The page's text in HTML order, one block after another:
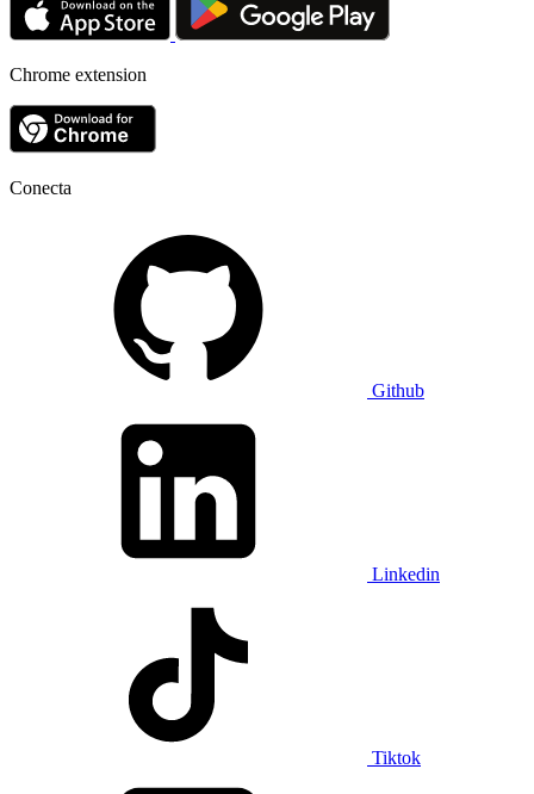
Chrome extension
Conecta
Github
Linkedin
Tiktok